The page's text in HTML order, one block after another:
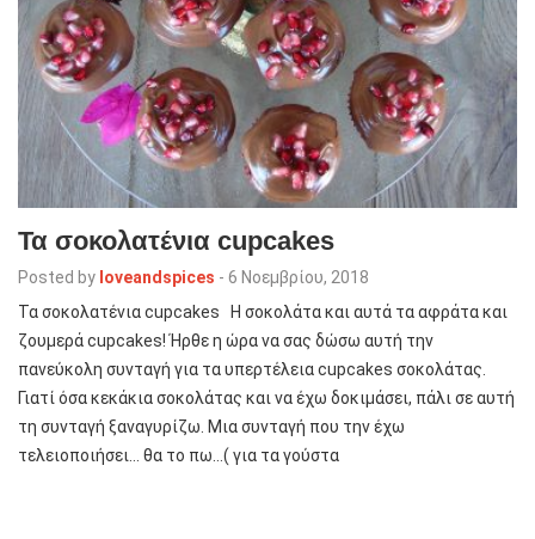
Τα σοκολατένια cupcakes
Posted by loveandspices - 6 Νοεμβρίου, 2018
Τα σοκολατένια cupcakes Η σοκολάτα και αυτά τα αφράτα και
ζουμερά cupcakes! Ήρθε η ώρα να σας δώσω αυτή την
πανεύκολη συνταγή για τα υπερτέλεια cupcakes σοκολάτας.
Γιατί όσα κεκάκια σοκολάτας και να έχω δοκιμάσει, πάλι σε αυτή
τη συνταγή ξαναγυρίζω. Μια συνταγή που την έχω
τελειοποιήσει… θα το πω…( για τα γούστα